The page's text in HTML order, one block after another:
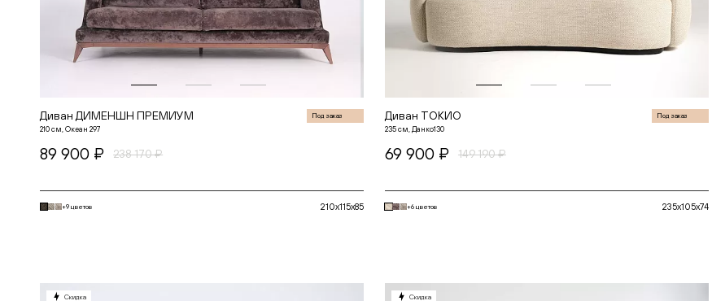
Диван ДИМЕНШН ПРЕМИУМ Под заказ
210 см, Океан 297
89 900 ₽ 238 170 ₽
+9 цветов 210x115x85
Диван ТОКИО Под заказ
235 см, Данко130
69 900 ₽ 149 190 ₽
+6 цветов 235x105x74
Скидка Скидка